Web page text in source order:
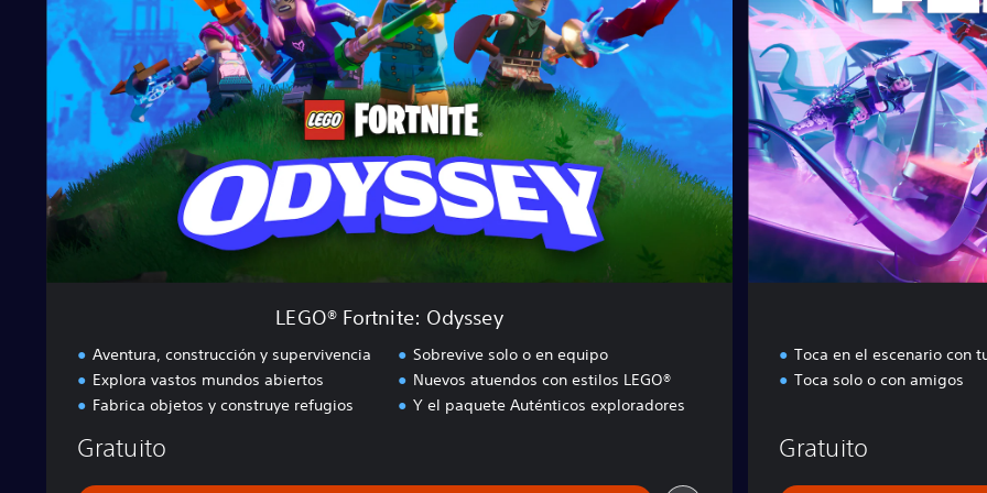
F
o
r
n
i
t
e
:
y
LEGO® Fortnite: Odyssey
Aventura, construcción y supervivencia
Explora vastos mundos abiertos
Fabrica objetos y construye refugios
Sobrevive solo o en equipo
Nuevos atuendos con estilos LEGO®
Y el paquete Auténticos exploradores
Gratuito
i
t
e
F
e
s
t
i
v
a
Toca en el escenario con
Toca solo o con amigos
Gratuito